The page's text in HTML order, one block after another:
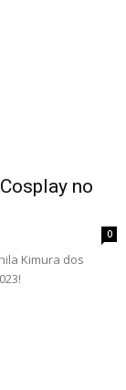
no
0
Kimura dos